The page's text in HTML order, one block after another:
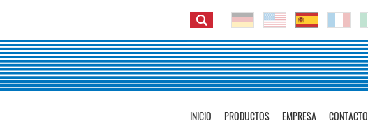
INICIO PRODUCTOS EMPRESA CONTACTO